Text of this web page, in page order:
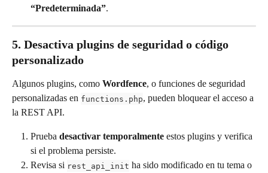
“Predeterminada”.
5. Desactiva plugins de seguridad o código
personalizado
Algunos plugins, como Wordfence, o funciones de seguridad
personalizadas en functions.php, pueden bloquear el acceso a
la REST API.
Prueba desactivar temporalmente estos plugins y verifica
si el problema persiste.
Revisa si rest_api_init ha sido modificado en tu tema o